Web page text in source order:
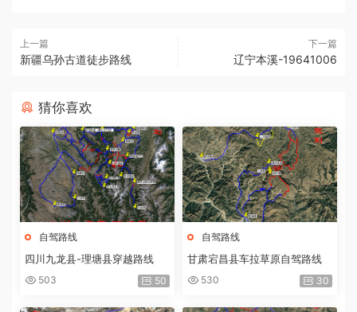
上一篇
新疆乌孙古道徒步路线
下一篇
辽宁本溪-19641006
猜你喜欢
自驾路线
四川九龙县-理塘县穿越路线
503 50
自驾路线
甘肃宕昌县车拉草原自驾路线
530 30